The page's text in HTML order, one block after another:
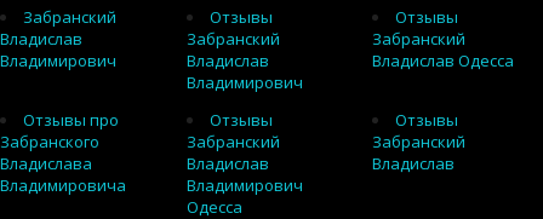
Забранский
Владислав
Владимирович
Отзывы
Забранский
Владислав
Владимирович
Отзывы
Забранский
Владислав Одесса
Отзывы про
Забранского
Владислава
Владимировича
Отзывы
Забранский
Владислав
Владимирович
Одесса
Отзывы
Забранский
Владислав